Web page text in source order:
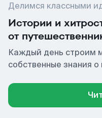
Делимся классными
Истории и
от
Каждый день строим
собственные знания